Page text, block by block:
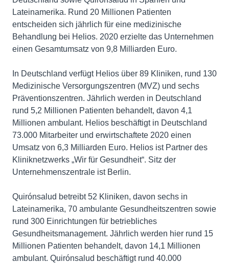
Lateinamerika. Rund 20 Millionen Patienten
entscheiden sich jährlich für eine medizinische
Behandlung bei Helios. 2020 erzielte das Unternehmen
einen Gesamtumsatz von 9,8 Milliarden Euro.
In Deutschland verfügt Helios über 89 Kliniken, rund 130
Medizinische Versorgungszentren (MVZ) und sechs
Präventionszentren. Jährlich werden in Deutschland
rund 5,2 Millionen Patienten behandelt, davon 4,1
Millionen ambulant. Helios beschäftigt in Deutschland
73.000 Mitarbeiter und erwirtschaftete 2020 einen
Umsatz von 6,3 Milliarden Euro. Helios ist Partner des
Kliniknetzwerks „Wir für Gesundheit“. Sitz der
Unternehmenszentrale ist Berlin.
Quirónsalud betreibt 52 Kliniken, davon sechs in
Lateinamerika, 70 ambulante Gesundheitszentren sowie
rund 300 Einrichtungen für betriebliches
Gesundheitsmanagement. Jährlich werden hier rund 15
Millionen Patienten behandelt, davon 14,1 Millionen
ambulant. Quirónsalud beschäftigt rund 40.000